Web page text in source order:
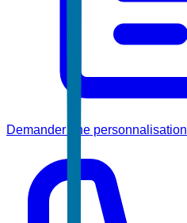
Demander une personnalisation